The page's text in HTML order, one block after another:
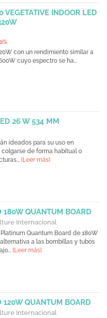
VEGETATIVE INDOOR LED
con un rendimiento similar a
cuyo espectro se ha...
26 W 534 MM
ideados para su uso en
de forma habitual o
[Leer más]
180W QUANTUM BOARD
Internacional
Platinum Quantum Board de 180W
a las bombillas y tubos
[Leer más]
120W QUANTUM BOARD
Internacional